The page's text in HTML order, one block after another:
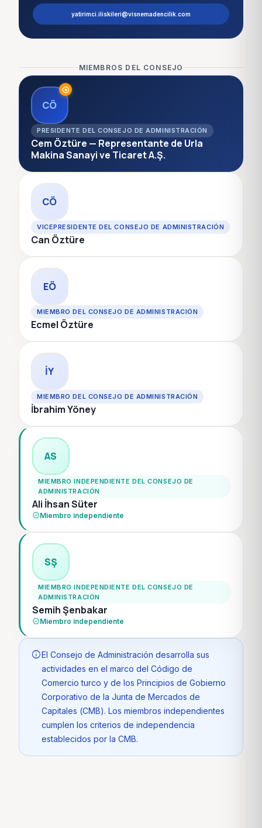
yatirimci.iliskileri@visnemadencilik.com
MIEMBROS DEL CONSEJO
CÖ
stars
PRESIDENTE DEL CONSEJO DE ADMINISTRACIÓN
Cem Öztüre — Representante de Urla
Makina Sanayi ve Ticaret A.Ş.
CÖ
VICEPRESIDENTE DEL CONSEJO DE ADMINISTRACIÓN
Can Öztüre
EÖ
MIEMBRO DEL CONSEJO DE ADMINISTRACIÓN
Ecmel Öztüre
İY
MIEMBRO DEL CONSEJO DE ADMINISTRACIÓN
İbrahim Yöney
AS
MIEMBRO INDEPENDIENTE DEL CONSEJO DE
ADMINISTRACIÓN
Ali İhsan Süter
verifiedMiembro independiente
SŞ
MIEMBRO INDEPENDIENTE DEL CONSEJO DE
ADMINISTRACIÓN
Semih Şenbakar
verifiedMiembro independiente
infoEl Consejo de Administración desarrolla sus
actividades en el marco del Código de
Comercio turco y de los Principios de Gobierno
Corporativo de la Junta de Mercados de
Capitales (CMB). Los miembros independientes
cumplen los criterios de independencia
establecidos por la CMB.